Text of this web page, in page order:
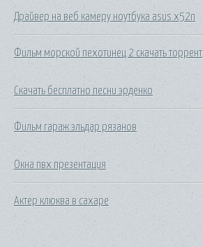
Драйвер на веб камеру ноутбука asus x52n
Фильм морской пехотинец 2 скачать торрент
Скачать бесплатно песни эрденко
Фильм гараж эльдар рязанов
Окна пвх презентация
Актер клюква в сахаре